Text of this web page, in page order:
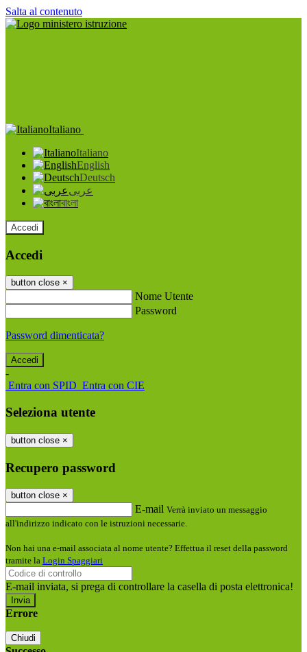
Salta al contenuto
Italiano
Italiano
English
Deutsch
عربى
বাংলা
Accedi
Accedi
button close ×
Nome Utente
Password
Password dimenticata?
-
Entra con SPID Entra con CIE
Seleziona utente
button close ×
Recupero password
button close ×
E-mail Verrà inviato un messaggio
all'indirizzo indicato con le istruzioni necessarie.
Non hai una e-mail associata al nome utente? Effettua il reset della password
tramite la Login Spaggiari
E-mail inviata, si prega di controllare la casella di posta elettronica!
Errore
Chiudi